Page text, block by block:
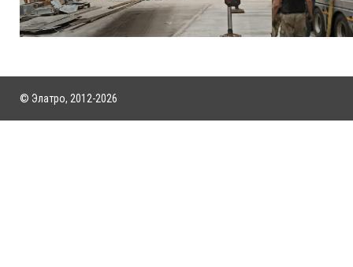
© Элатро, 2012-2026